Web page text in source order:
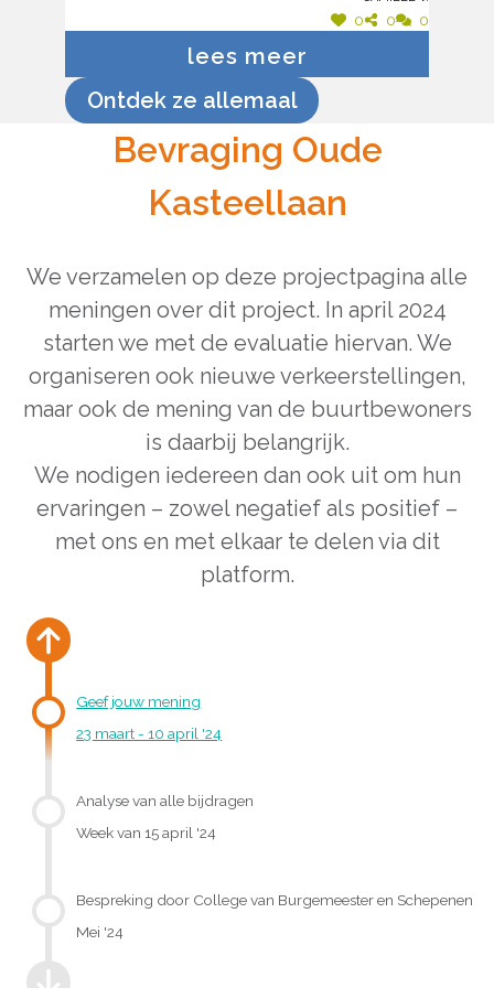
Echter, trajectcontroles zijn niet
de juiste oplossing want dit is
bestraffen, men zou eerder
moeten gaan naar preventie en
vertragingelementen instaleren
op die straten.
0 0 0
lees meer
Ontdek ze allemaal
Bevraging Oude
Kasteellaan
We verzamelen op deze projectpagina alle
meningen over dit project. In april 2024
starten we met de evaluatie hiervan. We
organiseren ook nieuwe verkeerstellingen,
maar ook de mening van de buurtbewoners
is daarbij belangrijk.
We nodigen iedereen dan ook uit om hun
ervaringen – zowel negatief als positief –
met ons en met elkaar te delen via dit
platform.
Geef jouw mening
23 maart - 10 april '24
Analyse van alle bijdragen
Week van 15 april '24
Bespreking door College van Burgemeester en Schepenen
Mei '24